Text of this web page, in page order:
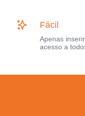
Fácil
Apenas
acesso a